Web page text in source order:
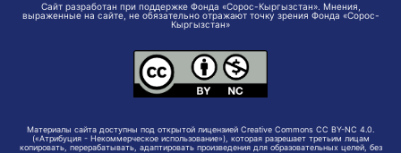
Сайт разработан при поддержке Фонда «Сорос-Кыргызстан». Мнения,
выраженные на сайте, не обязательно отражают точку зрения Фонда «Сорос-
Кыргызстан»
Материалы сайта доступны под открытой лицензией Creative Commons CC BY-NC 4.0.
(«Атрибуция - Некоммерческое использование»), которая разрешает третьим лицам
копировать, перерабатывать, адаптировать произведения для образовательных целей, без